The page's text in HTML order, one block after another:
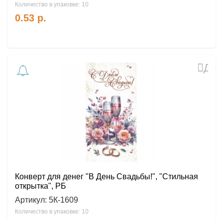
Количество в упаковке: 10
0.53 р.
Конверт для денег "В День Свадьбы!", "Стильная
открытка", РБ
Артикул: 5К-1609
Количество в упаковке: 10